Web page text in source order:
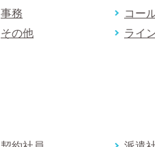
事務 コー
その他 ライ